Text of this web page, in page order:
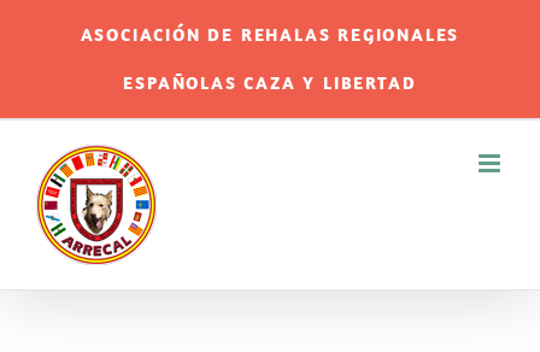
ASOCIACIÓN DE REHALAS REGIONALES
ESPAÑOLAS CAZA Y LIBERTAD